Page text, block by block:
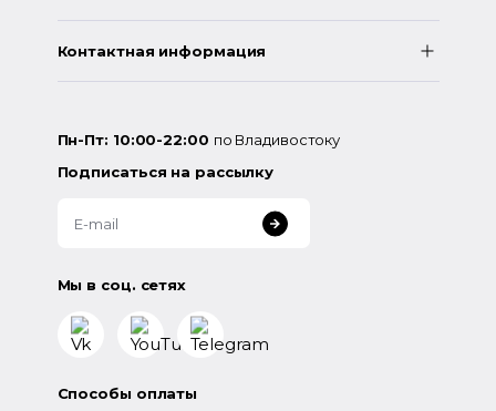
Контактная информация
Пн-Пт: 10:00-22:00 по Владивостоку
Подписаться на рассылку
Мы в соц. сетях
Способы оплаты